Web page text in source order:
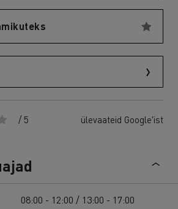
/ 5 ülevaateid Google'ist
08:00 - 12:00 / 13:00 - 17:00